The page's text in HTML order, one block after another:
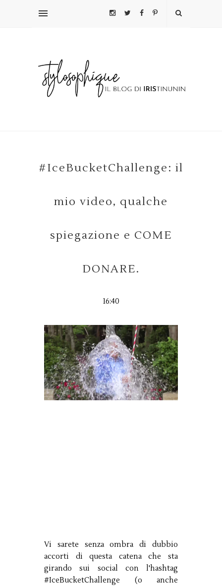
#IceBucketChallenge: il
mio video, qualche
spiegazione e COME
DONARE.
16:40
Vi sarete senza ombra di dubbio
accorti di questa catena che sta
girando sui social con l'hashtag
#IceBucketChallenge (o anche